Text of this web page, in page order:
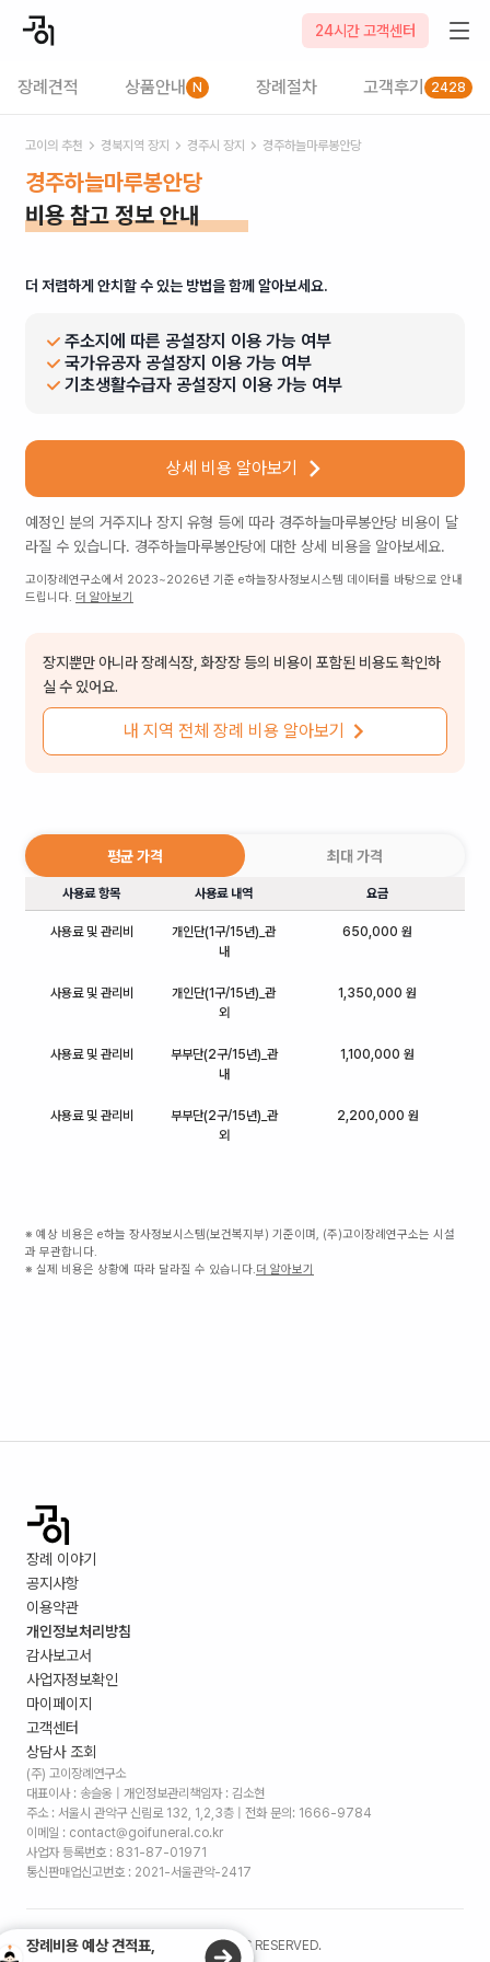
24시간 고객센터
장례견적 상품안내 N 장례절차 고객후기 2428
고이의 추천 경북지역 장지 경주시 장지 경주하늘마루봉안당
경주하늘마루봉안당
비용 참고 정보 안내
더 저렴하게 안치할 수 있는 방법을 함께 알아보세요.
주소지에 따른 공설장지 이용 가능 여부
국가유공자 공설장지 이용 가능 여부
기초생활수급자 공설장지 이용 가능 여부
상세 비용 알아보기
예정인 분의 거주지나 장지 유형 등에 따라 경주하늘마루봉안당 비용이 달
라질 수 있습니다. 경주하늘마루봉안당에 대한 상세 비용을 알아보세요.
고이장례연구소에서 2023~2026년 기준 e하늘장사정보시스템 데이터를 바탕으로 안내
드립니다. 더 알아보기
장지뿐만 아니라 장례식장, 화장장 등의 비용이 포함된 비용도 확인하
실 수 있어요.
내 지역 전체 장례 비용 알아보기
평균 가격 최대 가격
사용료 항목 사용료 내역 요금
사용료 및 관리비
개인단(1구/15년)_관
내
650,000 원
사용료 및 관리비
개인단(1구/15년)_관
외
1,350,000 원
사용료 및 관리비
부부단(2구/15년)_관
내
1,100,000 원
사용료 및 관리비
부부단(2구/15년)_관
외
2,200,000 원
※ 예상 비용은 e하늘 장사정보시스템(보건복지부) 기준이며, (주)고이장례연구소는 시설
과 무관합니다.
※ 실제 비용은 상황에 따라 달라질 수 있습니다.더 알아보기
장례 이야기
공지사항
이용약관
개인정보처리방침
감사보고서
사업자정보확인
마이페이지
고객센터
상담사 조회
(주) 고이장례연구소
대표이사 : 송슬옹 | 개인정보관리책임자 : 김소현
주소 : 서울시 관악구 신림로 132, 1,2,3층 | 전화 문의: 1666-9784
이메일 : contact@goifuneral.co.kr
사업자 등록번호 : 831-87-01971
통신판매업신고번호 : 2021-서울관악-2417
©2026. (주)고이장례연구소 ALL RIGHTS RESERVED.
장례비용 예상 견적표,